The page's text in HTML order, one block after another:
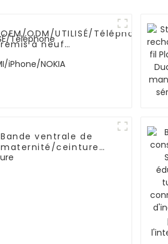
OEM/ODM/UTILISÉ/Téléphone
remis à neuf
SAMSUNG/XIAOMI/iPhone/NOKIA
Bande ventrale de
maternité/ceinture
pour femmes